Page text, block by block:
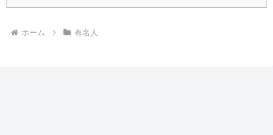
ホーム 有名人